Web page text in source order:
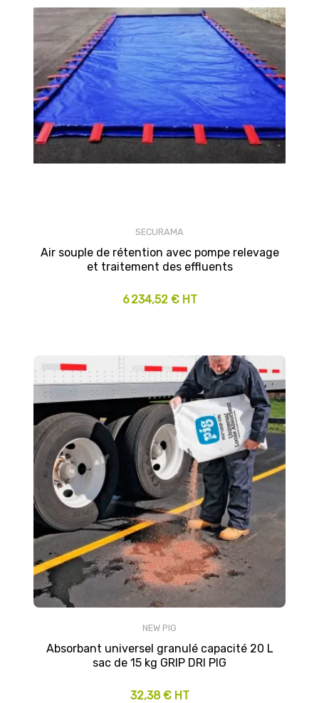
SECURAMA
Air souple de rétention avec pompe relevage
et traitement des effluents
6 234,52 € HT
NEW PIG
Absorbant universel granulé capacité 20 L
sac de 15 kg GRIP DRI PIG
32,38 € HT